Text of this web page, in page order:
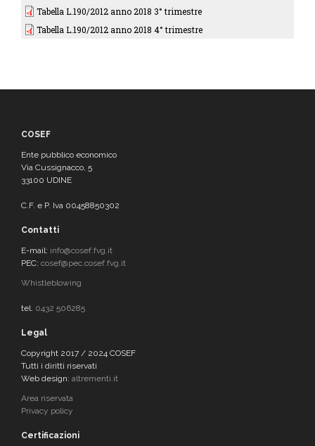
Tabella L.190/2012 anno 2018 3° trimestre
Tabella L.190/2012 anno 2018 4° trimestre
COSEF
Ente pubblico economico
Via Cussignacco, 5
33100 UDINE
C.F. e P. Iva 00458850302
Contatti
E-mail: info@cosef.fvg.it
PEC: cosef@pec.cosef.fvg.it
Whistleblowing
tel. 0432 506285
Legal
Copyright 2017 / 2024 COSEF
Tutti i diritti riservati
Web design: altrementi.it
Area riservata
Privacy policy
Certificazioni